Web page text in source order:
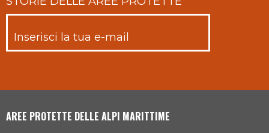
AREE PROTETTE DELLE ALPI MARITTIME